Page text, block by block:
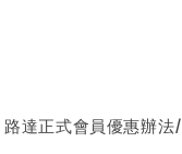
路達正式會員優惠辦法/